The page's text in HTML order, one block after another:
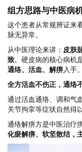
组方思路与中医病
这个患者从常规辨证来
脉无异常。
从中医理论来讲： 皮肤
致。硬皮病的核心病机
通络、活血、解痹入手。
全方活血不伤正，通络
通过活血通络、调和气
关节拘挛等症状自然得
通络解痹方是中医治疗
化瘀解痹、软坚散结 ，